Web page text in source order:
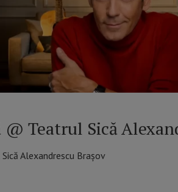
Teatrul Sică
Alexandrescu Brașov